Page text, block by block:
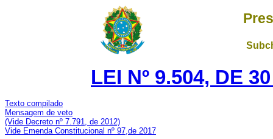
LEI Nº 9.504, DE
Texto compilado
Mensagem de veto
(Vide Decreto nº 7.791, de 2012)
Vide Emenda Constitucional nº 97,de 2017